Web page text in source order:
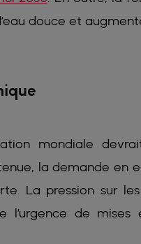
douce et
mondiale
la demande en
La pression sur
l’urgence de